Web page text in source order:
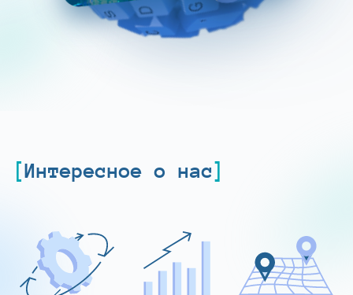
Интересное о нас